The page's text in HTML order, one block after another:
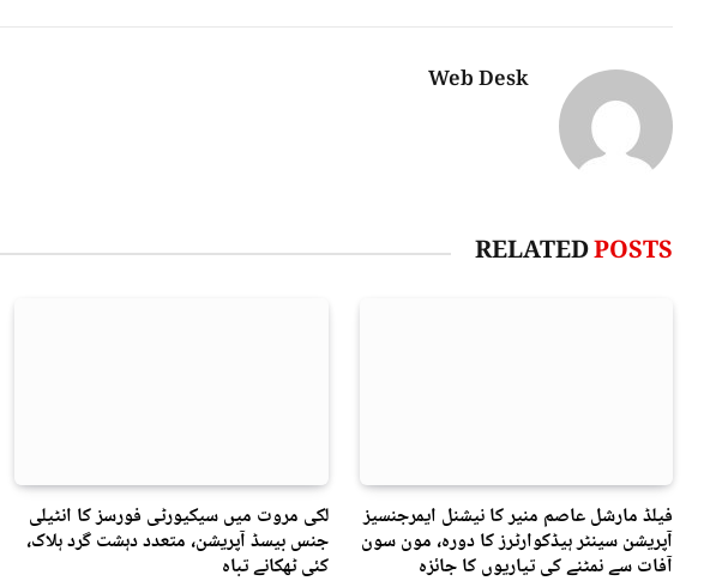
Web Desk
RELATEDPOSTS
فیلڈ مارشل عاصم منیر کا نیشنل ایمرجنسیز
آپریشن سینٹر ہیڈکوارٹرز کا دورہ، مون سون
آفات سے نمٹنے کی تیاریوں کا جائزہ
لکی مروت میں سیکیورٹی فورسز کا انٹیلی
جنس بیسڈ آپریشن، متعدد دہشت گرد ہلاک،
کئی ٹھکانے تباہ